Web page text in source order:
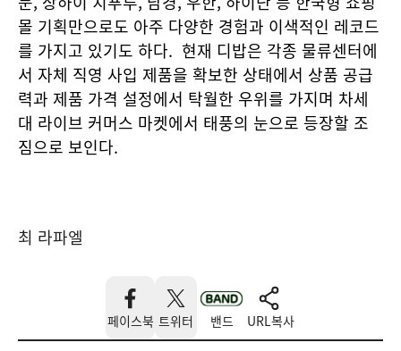
몰 기획만으로도 아주 다양한 경험과 이색적인 레코드
를 가지고 있기도 하다. 현재 디밥은 각종 물류센터에
서 자체 직영 사입 제품을 확보한 상태에서 상품 공급
력과 제품 가격 설정에서 탁월한 우위를 가지며 차세
대 라이브 커머스 마켓에서 태풍의 눈으로 등장할 조
짐으로 보인다.
최 라파엘
페이스북 트위터 밴드 URL복사